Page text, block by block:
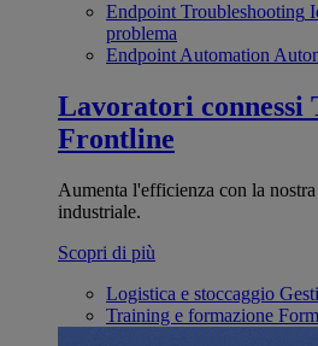
Endpoint Troubleshooting
problema
Endpoint Automation
Lavoratori connessi
Frontline
Aumenta l'efficienza con la nostra
industriale.
Scopri di più
Logistica e stoccaggio
Training e formazione